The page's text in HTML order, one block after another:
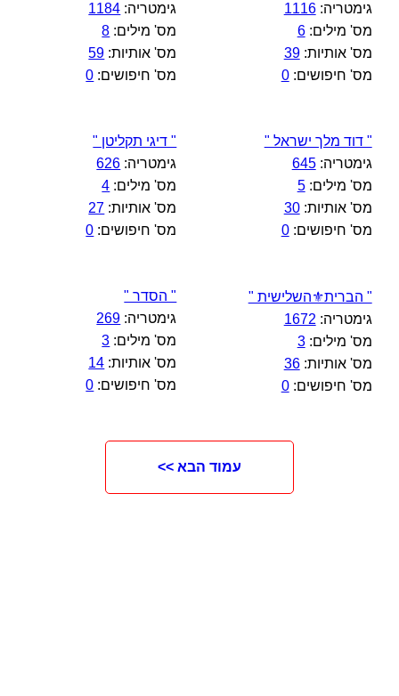
גימטריה:1116
מס' מילים:6
מס' אותיות:39
מס' חיפושים:0
גימטריה: 1184
מס' מילים: 8
מס' אותיות: 59
מס' חיפושים: 0
" דוד מלך ישראל "
גימטריה:645
מס' מילים:5
מס' אותיות:30
מס' חיפושים:0
" דיגי תקליטן "
גימטריה: 626
מס' מילים: 4
מס' אותיות: 27
מס' חיפושים: 0
" הברית⚜️השלישית "
גימטריה: 1672
מס' מילים:3
מס' אותיות:36
מס' חיפושים:0
" הסדר "
גימטריה: 269
מס' מילים: 3
מס' אותיות: 14
מס' חיפושים: 0
עמוד הבא >>